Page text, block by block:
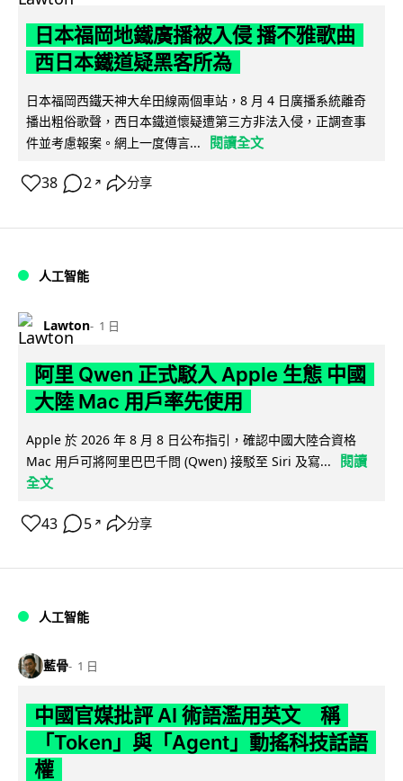
日本福岡地鐵廣播被入侵 播不雅歌曲
西日本鐵道疑黑客所為
日本福岡西鐵天神大牟田線兩個車站，8 月 4 日廣播系統離奇
播出粗俗歌聲，西日本鐵道懷疑遭第三方非法入侵，正調查事
件並考慮報案。網上一度傳言...
閱讀全文
38 2 ↗ 分享
人工智能
Lawton 1 日
阿里 Qwen 正式駁入 Apple 生態 中國
大陸 Mac 用戶率先使用
Apple 於 2026 年 8 月 8 日公布指引，確認中國大陸合資格
Mac 用戶可將阿里巴巴千問 (Qwen) 接駁至 Siri 及寫...
閱讀
全文
43 5 ↗ 分享
人工智能
藍骨 1 日
中國官媒批評 AI 術語濫用英文 稱
「Token」與「Agent」動搖科技話語
權